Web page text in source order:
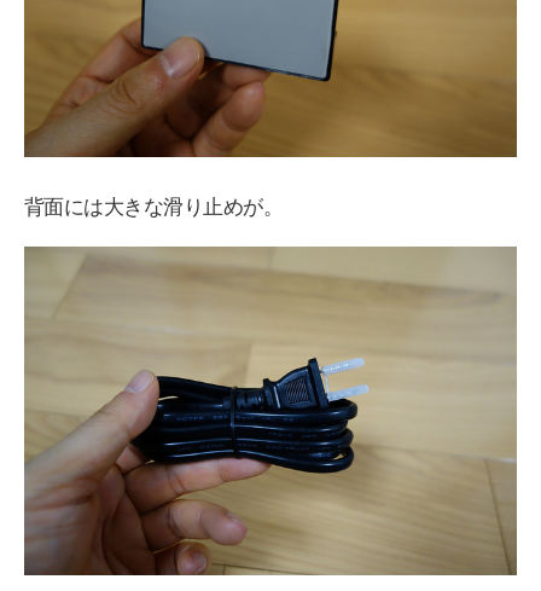
背面には大きな滑り止めが。